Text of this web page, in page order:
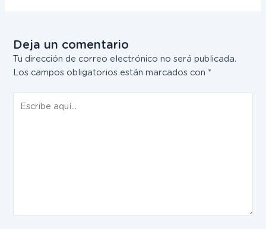
Deja un comentario
Tu dirección de correo electrónico no será publicada.
Los campos obligatorios están marcados con *
aquí...